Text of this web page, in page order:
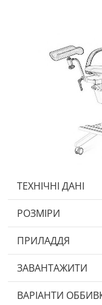
ТЕХНІЧНІ ДАНІ
РОЗМІРИ
ПРИЛАДДЯ
ЗАВАНТАЖИТИ
ВАРІАНТИ